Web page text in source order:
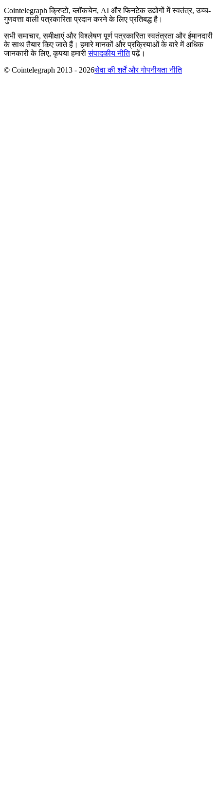
Cointelegraph क्रिप्टो, ब्लॉकचेन, AI और फिनटेक उद्योगों में स्वतंत्र, उच्च-
गुणवत्ता वाली पत्रकारिता प्रदान करने के लिए प्रतिबद्ध है।
सभी समाचार, समीक्षाएं और विश्लेषण पूर्ण पत्रकारिता स्वतंत्रता और ईमानदारी
के साथ तैयार किए जाते हैं। हमारे मानकों और प्रक्रियाओं के बारे में अधिक
जानकारी के लिए, कृपया हमारीसंपादकीय नीतिपढ़ें।
© Cointelegraph 2013 - 2026सेवा की शर्तें और गोपनीयता नीति